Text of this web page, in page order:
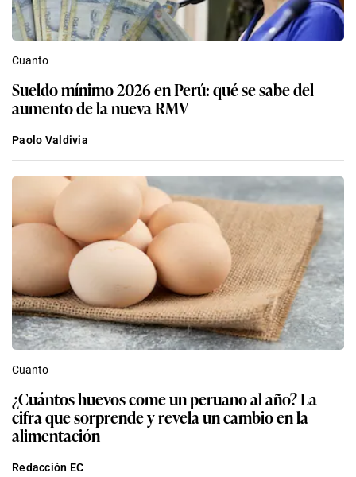
Cuanto
Sueldo mínimo 2026 en Perú: qué se sabe del
aumento de la nueva RMV
Paolo Valdivia
Cuanto
¿Cuántos huevos come un peruano al año? La
cifra que sorprende y revela un cambio en la
alimentación
Redacción EC